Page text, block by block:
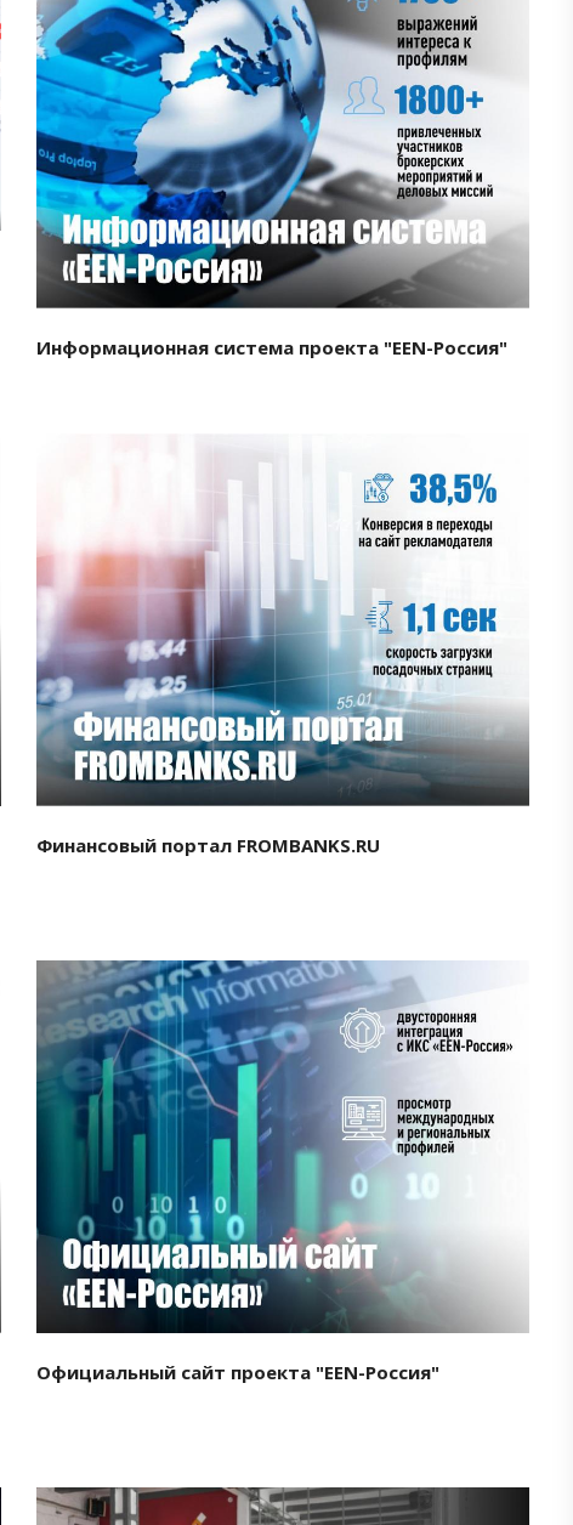
Смотреть проект
Информационная система проекта "EEN-Россия"
Смотреть проект
Финансовый портал FROMBANKS.RU
Смотреть проект
Официальный сайт проекта "EEN-Россия"